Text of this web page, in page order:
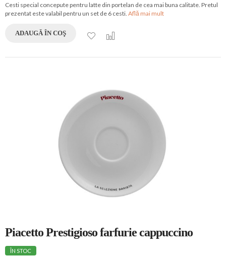
Cesti special concepute pentru latte din portelan de cea mai buna calitate. Pretul
prezentat este valabil pentru un set de 6 cesti. Află mai mult
ADAUGĂ ÎN COŞ
Piacetto Prestigioso farfurie cappuccino
ÎN STOC